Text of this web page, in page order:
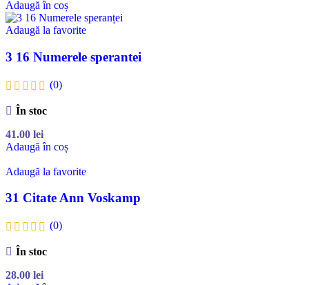
Adaugă în coș
Adaugă la favorite
3 16 Numerele sperantei
(0)
În stoc
41.00 lei
Adaugă în coș
Adaugă la favorite
31 Citate Ann Voskamp
(0)
În stoc
28.00 lei